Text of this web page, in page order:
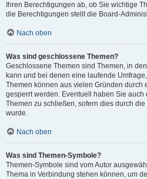
Ihren Berechtigungen ab, ob Sie wichtige
die Berechtigungen stellt die Board-
Nach oben
Was sind geschlossene Themen?
Geschlossene Themen sind Themen, in
kann und bei denen eine laufende
Themen können aus vielen Gründen durch
gesperrt werden. Eventuell haben Sie
Themen zu schließen, sofern dies durch
wurde.
Nach oben
Was sind Themen-Symbole?
Themen-Symbole sind vom Autor
Thema in Verbindung stehen können, um